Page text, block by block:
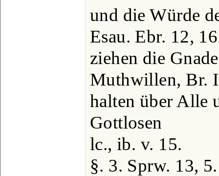
und die Würde
Esau. Ebr. 12,
ziehen die
Muthwillen, Br.
halten über Alle
Gottlosen
lc., ib. v. 15.
§. 3. Sprw. 13,